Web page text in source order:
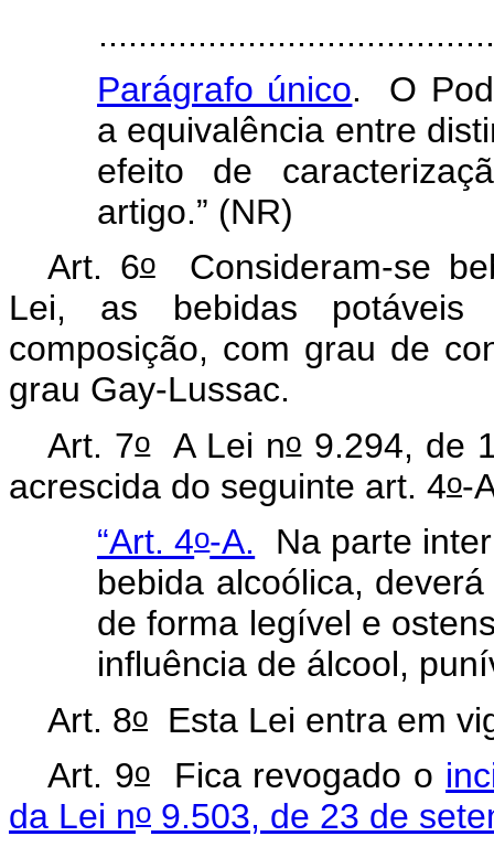
Parágrafo único. O
a equivalência entre
efeito de
artigo.” (NR)
Art. 6oConsideram-se
Lei, as bebidas
composição, com grau de
grau Gay-Lussac.
Art. 7oA Lei no9.294, de
acrescida do seguinte art. 4o-
“Art. 4o-A. Na parte
bebida alcoólica,
de forma legível e
influência de álcool,
Art. 8o Esta Lei entra em
Art. 9oFica revogado o
da Lei no 9.503, de 23 de